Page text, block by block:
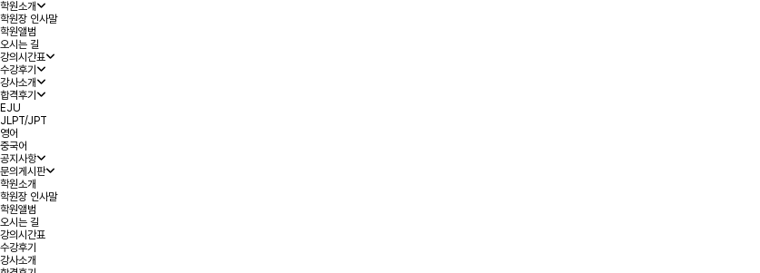
학원소개
학원장 인사말
학원앨범
오시는 길
강의시간표
수강후기
강사소개
합격후기
EJU
JLPT/JPT
영어
중국어
공지사항
문의게시판
학원소개
학원장 인사말
학원앨범
오시는 길
강의시간표
수강후기
강사소개